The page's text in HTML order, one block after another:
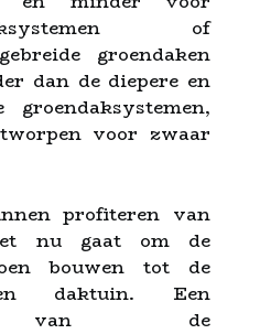
of
groendaken
dan de diepere en
voor zwaar
profiteren van
nu gaat om de
bouwen tot de
daktuin. Een
van de